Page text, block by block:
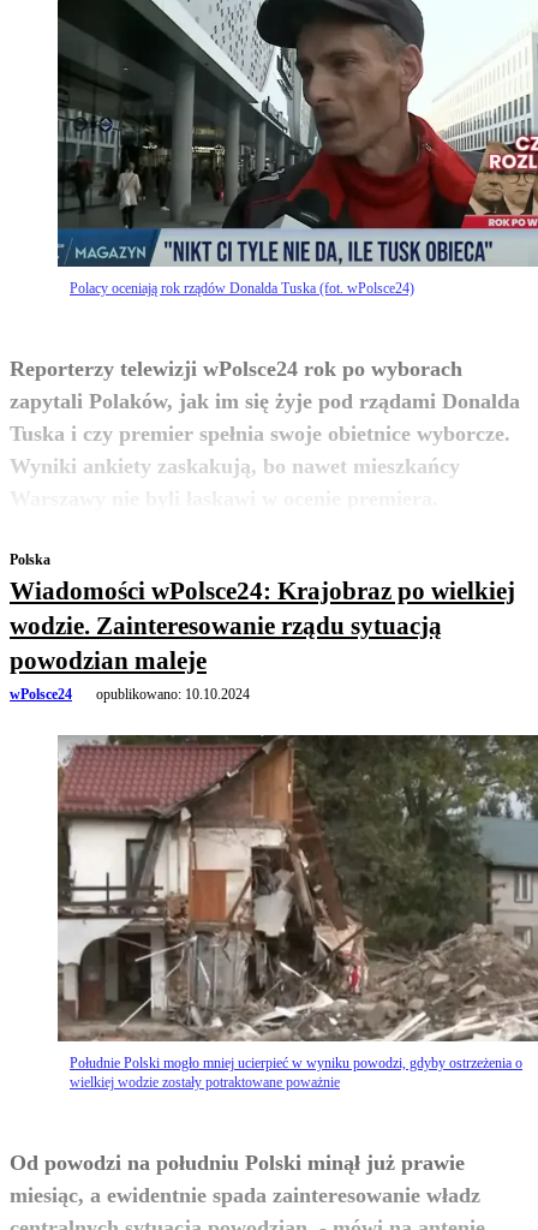
Polacy oceniają rok rządów Donalda Tuska (fot. wPolsce24)
Reporterzy telewizji wPolsce24 rok po wyborach
zapytali Polaków, jak im się żyje pod rządami Donalda
Tuska i czy premier spełnia swoje obietnice wyborcze.
Wyniki ankiety zaskakują, bo nawet mieszkańcy
zobacz więcej
Polska
Wiadomości wPolsce24: Krajobraz po wielkiej
wodzie. Zainteresowanie rządu sytuacją
powodzian maleje
wPolsce24 opublikowano: 10.10.2024
Południe Polski mogło mniej ucierpieć w wyniku powodzi, gdyby ostrzeżenia o
wielkiej wodzie zostały potraktowane poważnie
Od powodzi na południu Polski minął już prawie
miesiąc, a ewidentnie spada zainteresowanie władz